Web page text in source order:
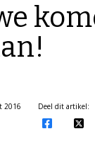
2016
Deel dit artikel: